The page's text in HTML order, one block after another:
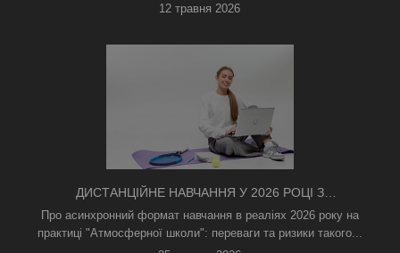
12 травня 2026
ДИСТАНЦІЙНЕ НАВЧАННЯ У 2026 РОЦІ З
ТРИВОГАМИ ТА БЕЗ СВІТЛА: ЯК АСИНХРОННИЙ
ФОРМАТ РЯТУЄ ОСВІТНІЙ ПРОЦЕС
Про асинхронний формат навчання в реаліях 2026 року на
практиці "Атмосферної школи": переваги та ризики такого...